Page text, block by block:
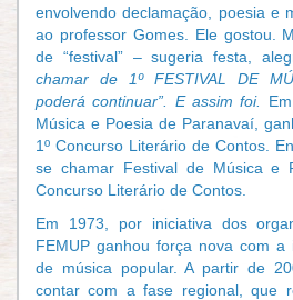
envolvendo declamação, poesia e
ao professor Gomes. Ele gostou.
de “festival” – sugeria festa,
chamar de 1º FESTIVAL DE
poderá continuar”. E assim foi.
Música e Poesia de Paranavaí,
1º Concurso Literário de Contos.
se chamar Festival de Música e
Concurso Literário de Contos.
Em 1973, por iniciativa dos
FEMUP ganhou força nova com a
de música popular. A partir de
contar com a fase regional, que